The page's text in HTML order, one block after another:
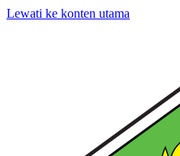
Lewati ke konten utama